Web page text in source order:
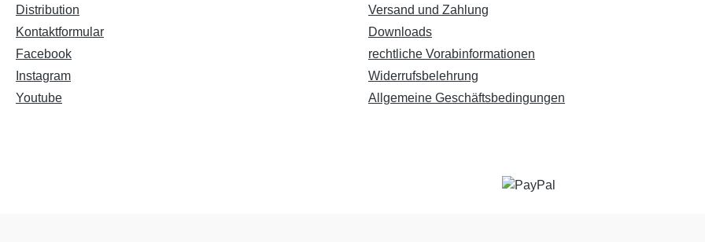
Distribution
Kontaktformular
Facebook
Instagram
Youtube
Versand und Zahlung
Downloads
rechtliche Vorabinformationen
Widerrufsbelehrung
Allgemeine Geschäftsbedingungen